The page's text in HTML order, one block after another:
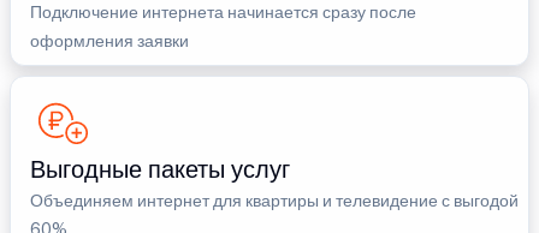
Подключение интернета начинается сразу после
оформления заявки
Выгодные пакеты услуг
Объединяем интернет для квартиры и телевидение с выгодой
60%